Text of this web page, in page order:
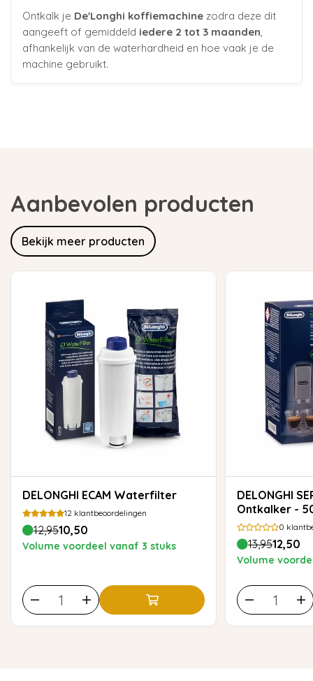
Ontkalk je De'Longhi koffiemachine zodra deze dit
aangeeft of gemiddeld iedere 2 tot 3 maanden,
afhankelijk van de waterhardheid en hoe vaak je de
machine gebruikt.
Aanbevolen producten
Bekijk meer producten
DELONGHI ECAM Waterfilter
12 klantbeoordelingen
12,9510,50
Volume voordeel vanaf 3 stuks
DELONGHI SER3018 EcoDecalk
Ontkalker -
0
13,9512,50
Volume